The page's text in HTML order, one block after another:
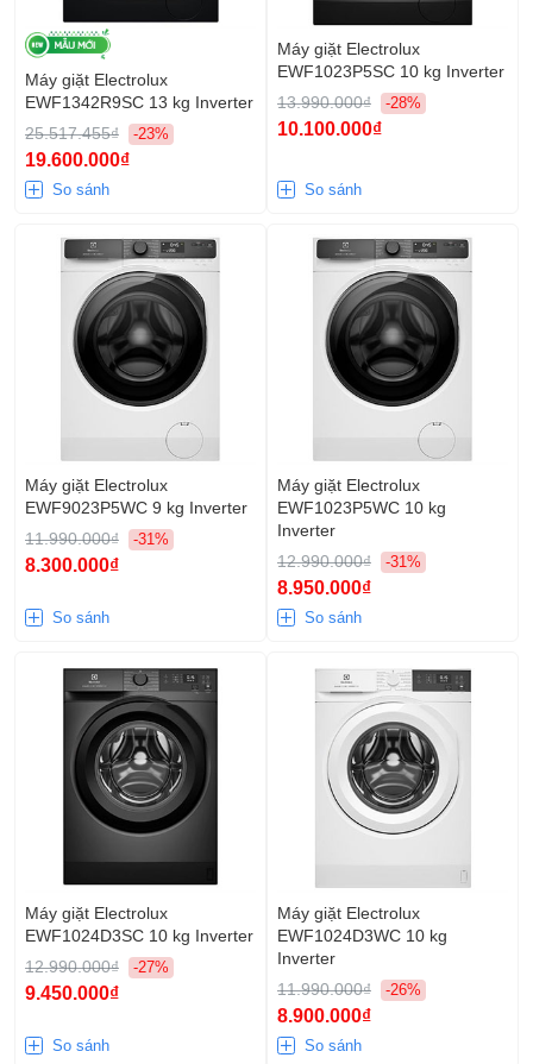
Máy giặt Electrolux
EWF1342R9SC 13 kg Inverter
25.517.455₫
-23%
19.600.000₫
So sánh
Máy giặt Electrolux
EWF1023P5SC 10 kg Inverter
13.990.000₫
-28%
10.100.000₫
So sánh
Máy giặt Electrolux
EWF9023P5WC 9 kg Inverter
11.990.000₫
-31%
8.300.000₫
So sánh
Máy giặt Electrolux
EWF1023P5WC 10 kg
Inverter
12.990.000₫
-31%
8.950.000₫
So sánh
Máy giặt Electrolux
EWF1024D3SC 10 kg Inverter
12.990.000₫
-27%
9.450.000₫
So sánh
Máy giặt Electrolux
EWF1024D3WC 10 kg
Inverter
11.990.000₫
-26%
8.900.000₫
So sánh